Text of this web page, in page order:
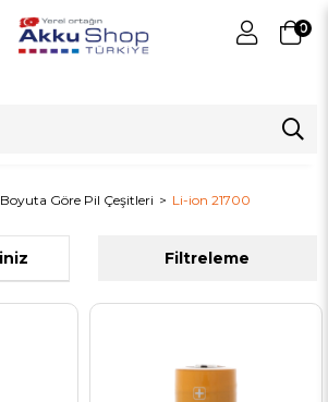
0
Boyuta Göre Pil Çeşitleri Li-ion 21700
Filtreleme